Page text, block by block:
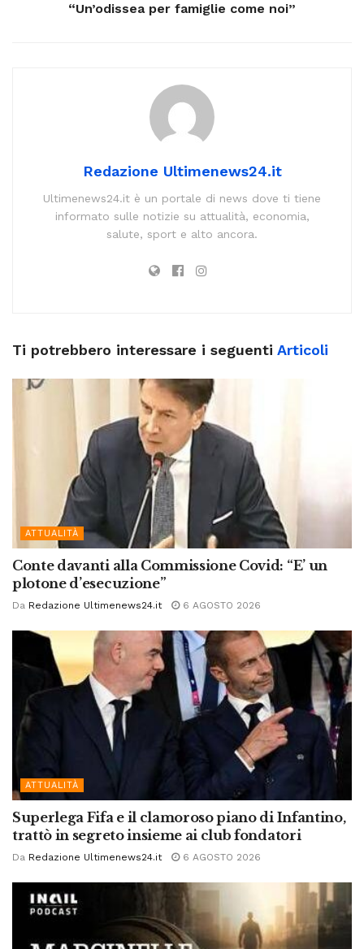
“Un’odissea per famiglie come noi”
Redazione Ultimenews24.it
Ultimenews24.it è un portale di news dove ti tiene
informato sulle notizie su attualità, economia,
salute, sport e alto ancora.
Ti potrebbero interessare i seguenti Articoli
ATTUALITÀ
Conte davanti alla Commissione Covid: “E’ un
plotone d’esecuzione”
Da Redazione Ultimenews24.it 6 AGOSTO 2026
ATTUALITÀ
Superlega Fifa e il clamoroso piano di Infantino,
trattò in segreto insieme ai club fondatori
Da Redazione Ultimenews24.it 6 AGOSTO 2026